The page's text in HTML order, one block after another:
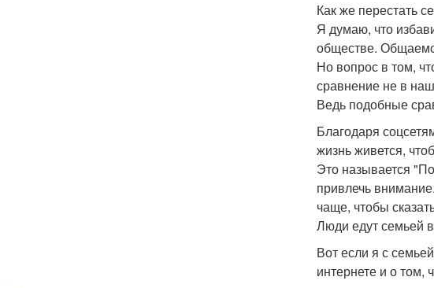
Как же перестать
Я думаю, что
обществе.
Но вопрос в том,
сравнение не в
Ведь подобные
Благодаря
жизнь живется,
Это называется
привлечь
чаще, чтобы
Люди едут семьей
Вот если я с
интернете и о том,